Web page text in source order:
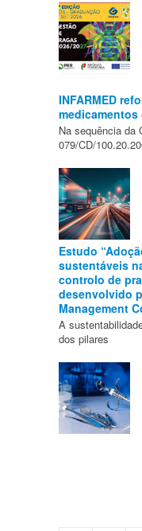
INFARMED
Na sequência da
079/CD/
Estudo
sustentáveis
controlo de
desenvolvido
Management
A
dos pilares